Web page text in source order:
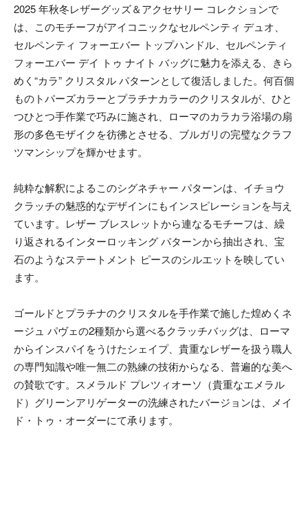
2025 年秋冬レザーグッズ＆アクセサリー コレクションで
は、このモチーフがアイコニックなセルペンティ デュオ、
セルペンティ フォーエバー トップハンドル、セルペンティ
フォーエバー デイ トゥ ナイト バッグに魅力を添える、きら
めく“カラ” クリスタル パターンとして復活しました。何百個
ものトパーズカラーとプラチナカラーのクリスタルが、ひと
つひとつ手作業で巧みに施され、ローマのカラカラ浴場の扇
形の多色モザイクを彷彿とさせる、ブルガリの完璧なクラフ
ツマンシップを輝かせます。
純粋な解釈によるこのシグネチャー パターンは、イチョウ
クラッチの魅惑的なデザインにもインスピレーションを与え
ています。レザー ブレスレットから連なるモチーフは、繰
り返されるインターロッキング パターンから抽出され、宝
石のようなステートメント ピースのシルエットを映してい
ます。
ゴールドとプラチナのクリスタルを手作業で施した煌めくネ
ージュ パヴェの2種類から選べるクラッチバッグは、ローマ
からインスパイをうけたシェイプ、貴重なレザーを扱う職人
の専門知識や唯一無二の熟練の技術からなる、普遍的な美へ
の賛歌です。スメラルド プレツィオーソ（貴重なエメラル
ド）グリーンアリゲーターの洗練されたバージョンは、メイ
ド・トゥ・オーダーにて承ります。